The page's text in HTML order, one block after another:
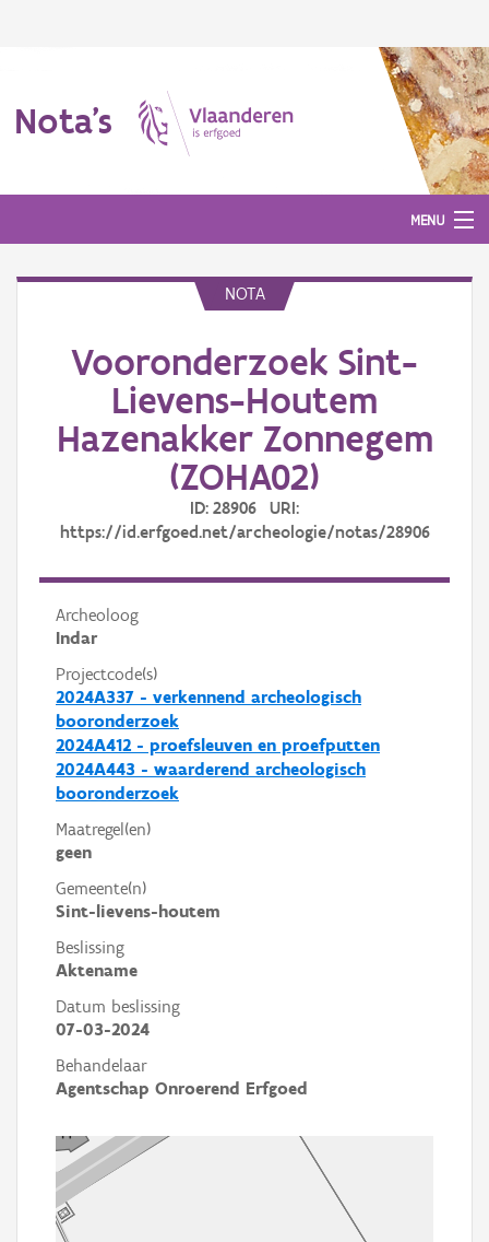
Nota's
MENU
Aanmelden
NOTA
Vooronderzoek Sint-
Lievens-Houtem
Hazenakker Zonnegem
(ZOHA02)
ID: 28906 URI:
https://id.erfgoed.net/archeologie/notas/28906
Archeoloog
Indar
Projectcode(s)
2024A337 - verkennend archeologisch
booronderzoek
2024A412 - proefsleuven en proefputten
2024A443 - waarderend archeologisch
booronderzoek
Maatregel(en)
geen
Gemeente(n)
Sint-lievens-houtem
Beslissing
Aktename
Datum beslissing
07-03-2024
Behandelaar
Agentschap Onroerend Erfgoed